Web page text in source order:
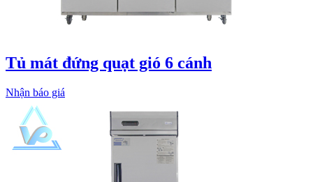
Tủ mát đứng quạt gió 6 cánh
Nhận báo giá